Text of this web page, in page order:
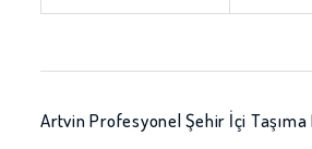
Artvin Profesyonel Şehir İçi Taşıma